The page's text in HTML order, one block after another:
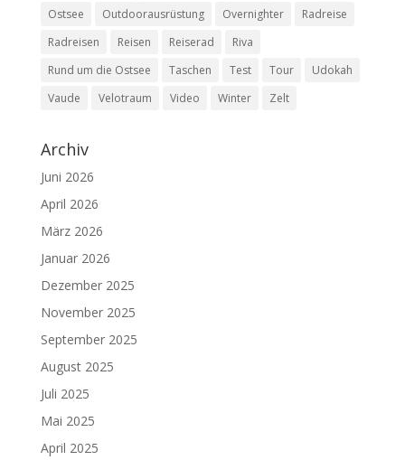
Ostsee
Outdoorausrüstung Overnighter
Radreise
Radreisen
Reisen Reiserad
Riva
Rund um die Ostsee
Taschen Test Tour
Udokah
Vaude
Velotraum Video Winter Zelt
Archiv
Juni 2026
April 2026
März 2026
Januar 2026
Dezember 2025
November 2025
September 2025
August 2025
Juli 2025
Mai 2025
April 2025